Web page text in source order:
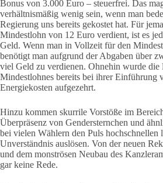
Bonus von 3.000 Euro – steuerfrei. Das
verhältnismäßig wenig sein, wenn man
Regierung uns bereits gekostet hat. Für
Mindestlohn von 12 Euro verdient, ist es
Geld. Wenn man in Vollzeit für den
benötigt man aufgrund der Abgaben über
viel Geld zu verdienen. Ohnehin wurde die
Mindestlohnes bereits bei ihrer Einführung
Energiekosten aufgezehrt.
Hinzu kommen skurrile Vorstöße im
Überpräsenz von Gendersternchen und
bei vielen Wählern den Puls hochschnellen
Unverständnis auslösen. Von der neuen
und dem monströsen Neubau des
gar keine Rede.